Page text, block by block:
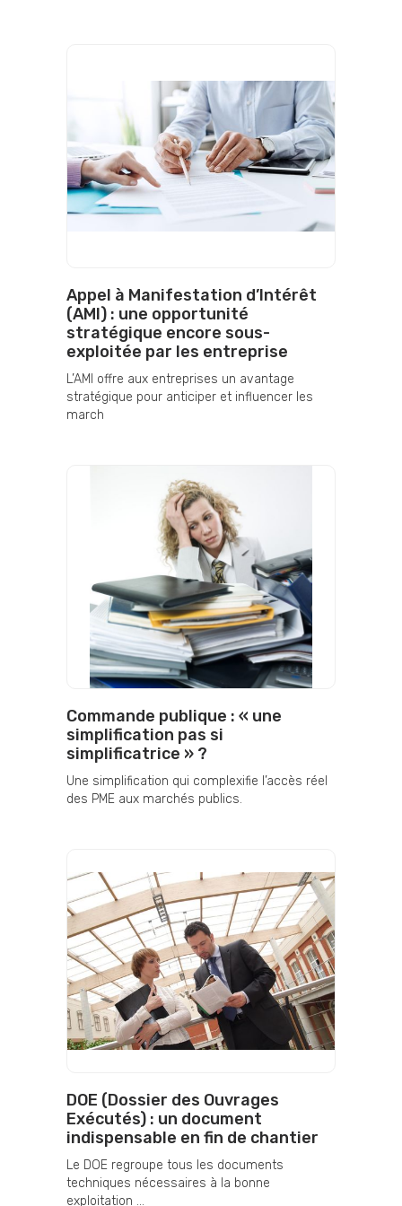
Appel à Manifestation d’Intérêt
(AMI) : une opportunité
stratégique encore sous-
exploitée par les entreprise
L’AMI offre aux entreprises un avantage
stratégique pour anticiper et influencer les
march
Commande publique : « une
simplification pas si
simplificatrice » ?
Une simplification qui complexifie l’accès réel
des PME aux marchés publics.
DOE (Dossier des Ouvrages
Exécutés) : un document
indispensable en fin de chantier
Le DOE regroupe tous les documents
techniques nécessaires à la bonne
exploitation ...